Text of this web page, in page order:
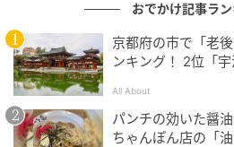
画像：博多あや.
おでかけ記事ラ
京都府の市で「老
ンキング！ 2位「
All About
パンチの効いた醤
ちゃんぽん店の「